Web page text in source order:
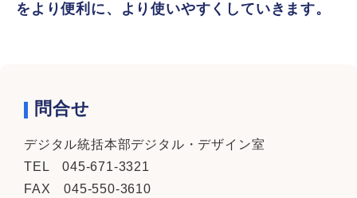
をより便利に、より使いやすくしていきます。
問合せ
デジタル統括本部デジタル・デザイン室
TEL 045-671-3321
FAX 045-550-3610